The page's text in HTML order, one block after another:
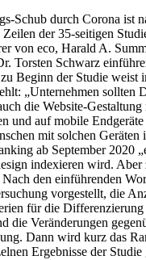
Schub durch Corona ist
Zeilen der 35-seitigen
von eco, Harald A.
Torsten Schwarz
Beginn der Studie weist
„Unternehmen sollten
die Website-
und auf mobile
mit solchen Geräten
ab September 2020
indexieren wird. Aber
den einführenden
vorgestellt, die
für die Differenzierung
die Veränderungen
Dann wird kurz das
Ergebnisse der